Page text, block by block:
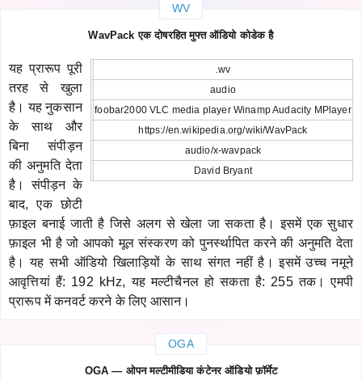
WV
WavPack एक दोषरहित मुफ्त ऑडियो कोडेक है
.wv
audio
foobar2000 VLC media player Winamp Audacity MPlayer
https://en.wikipedia.org/wiki/WavPack
audio/x-wavpack
David Bryant
यह प्रारूप पूरी
तरह से खुला
है। यह नुकसान
के साथ और
बिना संपीड़न
की अनुमति देता
है। संपीड़न के
बाद, एक छोटी
फ़ाइल बनाई जाती है जिसे अलग से खेला जा सकता है। इसमें एक सुधार
फ़ाइल भी है जो आपको मूल संस्करण को पुनर्स्थापित करने की अनुमति देता
है। यह सभी ऑडियो खिलाड़ियों के साथ संगत नहीं है। इसमें उच्च नमूने
आवृत्तियां हैं: 192 kHz, यह मल्टीचैनल हो सकता है: 255 तक। एमपी
प्रारूप में कनवर्ट करने के लिए आसान।
OGA
OGA — ओपन मल्टीमीडिया कंटेनर ऑडियो फ़ॉर्मेट